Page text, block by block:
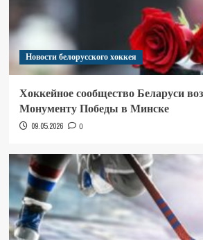
Новости белорусского хоккея
Хоккейное сообщество Беларуси
Монументу Победы в Минске
09.05.2026 0